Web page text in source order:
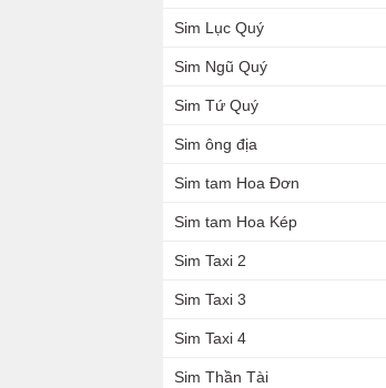
Sim Lục Quý
Sim Ngũ Quý
Sim Tứ Quý
Sim ông địa
Sim tam Hoa Đơn
Sim tam Hoa Kép
Sim Taxi 2
Sim Taxi 3
Sim Taxi 4
Sim Thần Tài